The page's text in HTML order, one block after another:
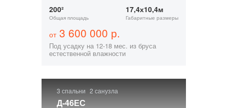
200²
Общая площадь
17,4х10,4м
Габаритные размеры
от3 600 000 р.
Под усадку на 12-18 мес. из бруса
естественной влажности
3 спальни 2 санузла
Д-46ЕС